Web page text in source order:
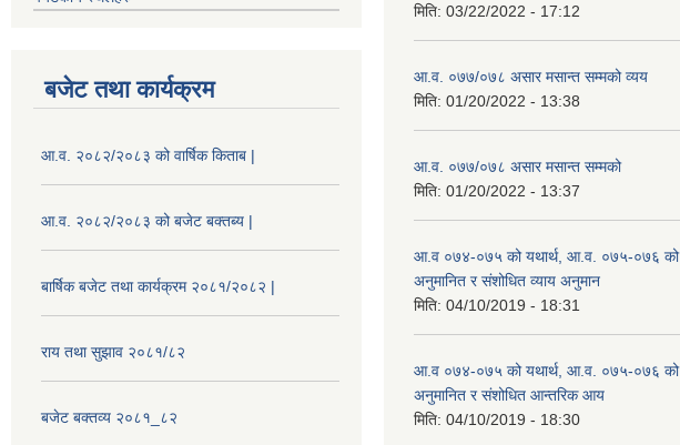
बजेट तथा कार्यक्रम
आ.व. २०८२/२०८३ को वार्षिक किताब |
आ.व. २०८२/२०८३ को बजेट बक्तब्य |
बार्षिक बजेट तथा कार्यक्रम २०८१/२०८२ |
राय तथा सुझाव २०८१/८२
बजेट बक्तव्य २०८१_८२
मिति: 03/22/2022 - 17:12
आ.व. ०७७/०७८ असार मसान्त सम्मको व्यय
मिति: 01/20/2022 - 13:38
आ.व. ०७७/०७८ असार मसान्त सम्मको
मिति: 01/20/2022 - 13:37
आ.व ०७४-०७५ को यथार्थ, आ.व. ०७५-०७६ को
अनुमानित र संशोधित व्याय अनुमान
मिति: 04/10/2019 - 18:31
आ.व ०७४-०७५ को यथार्थ, आ.व. ०७५-०७६ को
अनुमानित र संशोधित आन्तरिक आय
मिति: 04/10/2019 - 18:30